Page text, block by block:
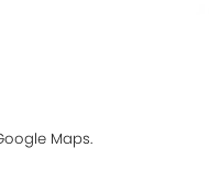
Maps.